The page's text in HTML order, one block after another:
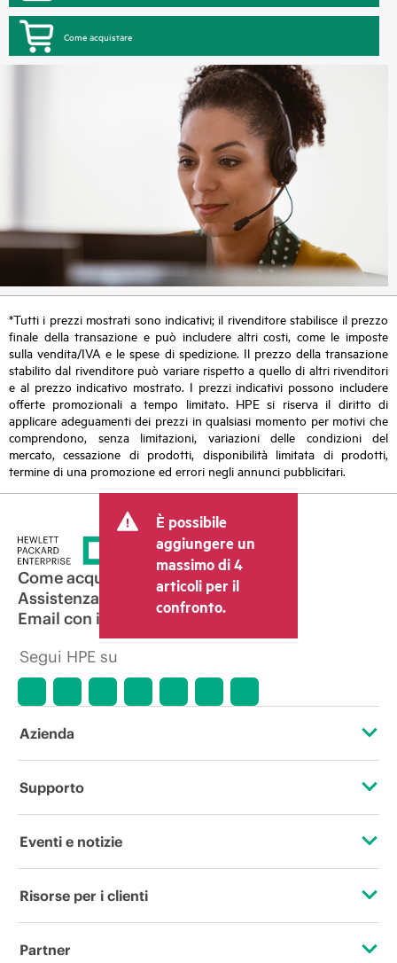
Come acquistare
*Tutti i prezzi mostrati sono indicativi; il rivenditore stabilisce il prezzo
finale della transazione e può includere altri costi, come le imposte
sulla vendita/IVA e le spese di spedizione. Il prezzo della transazione
stabilito dal rivenditore può variare rispetto a quello di altri rivenditori
e al prezzo indicativo mostrato. I prezzi indicativi possono includere
offerte promozionali a tempo limitato. HPE si riserva il diritto di
applicare adeguamenti dei prezzi in qualsiasi momento per motivi che
comprendono, senza limitazioni, variazioni delle condizioni del
mercato, cessazione di prodotti, disponibilità limitata di prodotti,
termine di una promozione ed errori negli annunci pubblicitari.
È possibile
aggiungere un
massimo di 4
articoli per il
confronto.
Come acquistare
Assistenza per i prodotti
Email con il commerciale
Segui HPE su
Azienda
Informazioni su HPE
Responsabilità aziendale
HPE Labs
Supporto
Operational support services
Eventi e notizie
Eventi
Risorse per i clienti
Contattaci
Partner